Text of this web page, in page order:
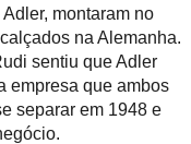
montaram no
na Alemanha.
sentiu que Adler
empresa que ambos
separar em 1948 e